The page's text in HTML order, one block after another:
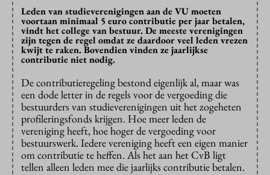
Leden van studieverenigingen aan de VU moeten
voortaan minimaal 5 euro contributie per jaar betalen,
vindt het college van bestuur. De meeste verenigingen
zijn tegen de regel omdat ze daardoor veel leden vrezen
kwijt te raken. Bovendien vinden ze jaarlijkse
contributie niet nodig.
De contributieregeling bestond eigenlijk al, maar was
een dode letter in de regels voor de vergoeding die
bestuurders van studieverenigingen uit het zogeheten
profileringsfonds krijgen. Hoe meer leden de
vereniging heeft, hoe hoger de vergoeding voor
bestuurswerk. Iedere vereniging heeft een eigen manier
om contributie te heffen. Als het aan het CvB ligt
tellen alleen leden mee die jaarlijks contributie betalen.